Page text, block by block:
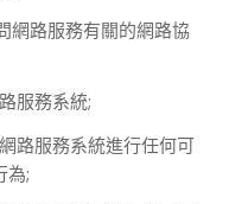
網路服務有關的網路協
服務系統;
路服務系統進行任何可
為;